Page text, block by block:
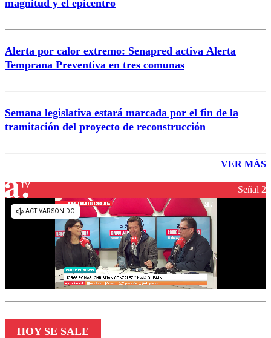
magnitud y el epicentro
Alerta por calor extremo: Senapred activa Alerta
Temprana Preventiva en tres comunas
Semana legislativa estará marcada por el fin de la
tramitación del proyecto de reconstrucción
VER MÁS
Señal 2
HOY SE SALE